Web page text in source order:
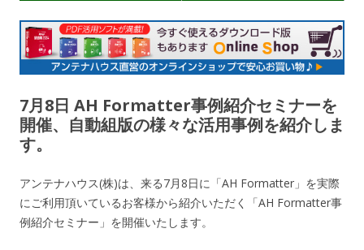
7月8日 AH Formatter事例紹介セミナーを
開催、自動組版の様々な活用事例を紹介しま
す。
アンテナハウス(株)は、来る7月8日に「AH Formatter」を実際
にご利用頂いているお客様から紹介いただく「AH Formatter事
例紹介セミナー」を開催いたします。